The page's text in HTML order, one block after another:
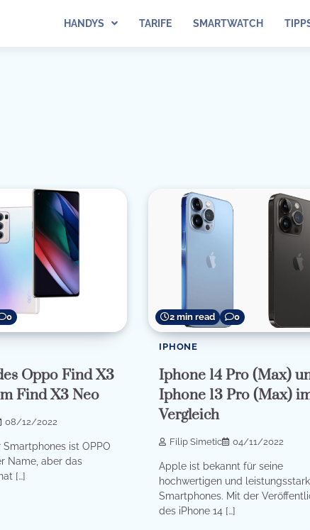
HANDYS TARIFE SMARTWATCH
0
Oppo Find X3
Find X3 Neo
08/12/2022
ist OPPO
Name, aber das
[…]
2 min read 0
IPHONE
Iphone 14 Pro (Max)
Iphone 13 Pro (Max)
Vergleich
Filip Simetic 04/11/2022
Apple ist bekannt für seine
hochwertigen und
Smartphones. Mit der
des iPhone 14 […]